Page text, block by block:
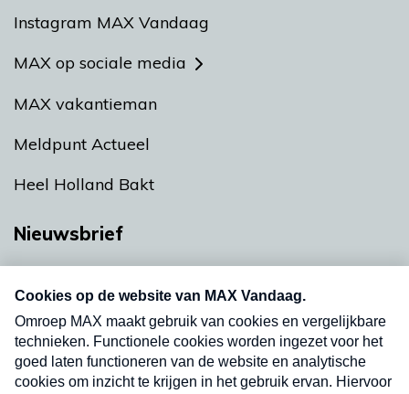
Instagram MAX Vandaag
MAX op sociale media
MAX vakantieman
Meldpunt Actueel
Heel Holland Bakt
Nieuwsbrief
nieuwsbrief. Elke vrijdag- en dinsdagochtend in
uw mailbox.
Verzend